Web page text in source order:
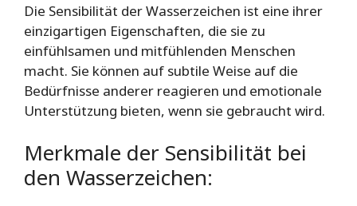
Die Sensibilität der Wasserzeichen ist eine ihrer
einzigartigen Eigenschaften, die sie zu
einfühlsamen und mitfühlenden Menschen
macht. Sie können auf subtile Weise auf die
Bedürfnisse anderer reagieren und emotionale
Unterstützung bieten, wenn sie gebraucht wird.
Merkmale der Sensibilität bei
den Wasserzeichen: